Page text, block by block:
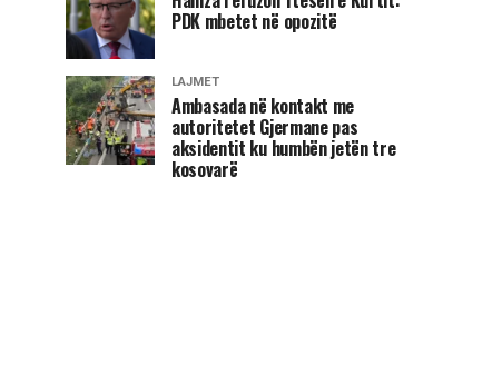
PDK mbetet në opozitë
LAJMET
Ambasada në kontakt me
autoritetet Gjermane pas
aksidentit ku humbën jetën tre
kosovarë